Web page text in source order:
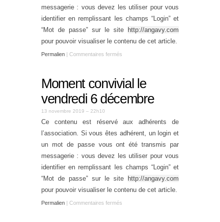
messagerie : vous devez les utiliser pour vous
identifier en remplissant les champs “Login” et
“Mot de passe” sur le site
http://angavy.com
pour pouvoir visualiser le contenu de cet article.
Permalien | Commentaires fermés
Moment convivial le
vendredi 6 décembre
13 novembre 2019 – 22h10
Ce contenu est réservé aux adhérents de
l’association. Si vous êtes adhérent, un login et
un mot de passe vous ont été transmis par
messagerie : vous devez les utiliser pour vous
identifier en remplissant les champs “Login” et
“Mot de passe” sur le site
http://angavy.com
pour pouvoir visualiser le contenu de cet article.
Permalien | Commentaires fermés